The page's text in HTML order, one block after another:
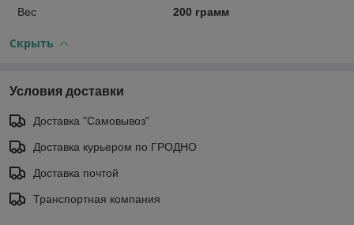
Вес 200 грамм
Скрыть
Условия доставки
Доставка "Самовывоз"
Доставка курьером по ГРОДНО
Доставка почтой
Транспортная компания